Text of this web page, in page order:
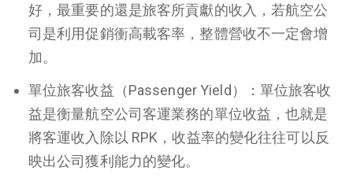
好，最重要的還是旅客所貢獻的收入，若航空公
司是利用促銷衝高載客率，整體營收不一定會增
加。
單位旅客收益（Passenger Yield）：單位旅客收
益是衡量航空公司客運業務的單位收益，也就是
將客運收入除以 RPK，收益率的變化往往可以反
映出公司獲利能力的變化。